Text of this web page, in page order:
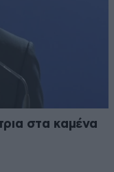
στα καμένα